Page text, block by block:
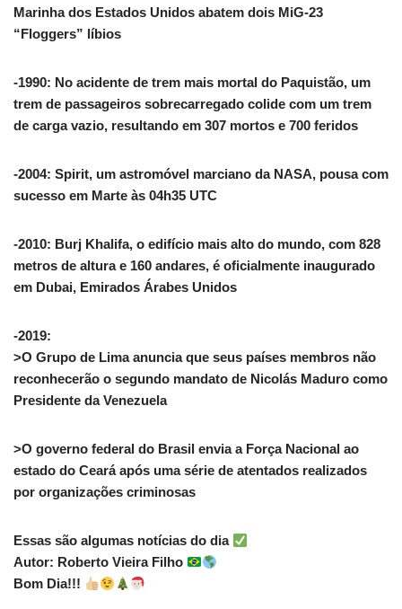
Marinha dos Estados Unidos abatem dois MiG-23
“Floggers” líbios
-1990: No acidente de trem mais mortal do Paquistão, um
trem de passageiros sobrecarregado colide com um trem
de carga vazio, resultando em 307 mortos e 700 feridos
-2004: Spirit, um astromóvel marciano da NASA, pousa com
sucesso em Marte às 04h35 UTC
-2010: Burj Khalifa, o edifício mais alto do mundo, com 828
metros de altura e 160 andares, é oficialmente inaugurado
em Dubai, Emirados Árabes Unidos
-2019:
>O Grupo de Lima anuncia que seus países membros não
reconhecerão o segundo mandato de Nicolás Maduro como
Presidente da Venezuela
>O governo federal do Brasil envia a Força Nacional ao
estado do Ceará após uma série de atentados realizados
por organizações criminosas
Essas são algumas notícias do dia
Autor: Roberto Vieira Filho
Bom Dia!!!